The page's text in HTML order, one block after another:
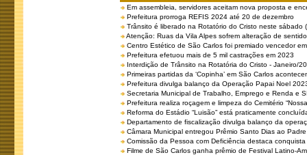
Em assembleia, servidores aceitam nova proposta e
Prefeitura prorroga REFIS 2024 até 20 de dezembro
Trânsito é liberado na Rotatório do Cristo neste sábado
Atenção: Ruas da Vila Alpes sofrem alteração de
Centro Estético de São Carlos foi premiado vencedor
Prefeitura efetuou mais de 5 mil castrações em 2023
Interdição de Trânsito na Rotatória do Cristo - Janeiro/
Primeiras partidas da ‘Copinha’ em São Carlos
Prefeitura divulga balanço da Operação Papai Noel
Secretaria Municipal de Trabalho, Emprego e Renda e
Prefeitura realiza roçagem e limpeza do Cemitério
Reforma do Estádio “Luisão” está praticamente
Departamento de fiscalização divulga balanço da
Câmara Municipal entregou Prêmio Santo Dias ao
Comissão da Pessoa com Deficiência destaca
Filme de São Carlos ganha prêmio de Festival Latino-